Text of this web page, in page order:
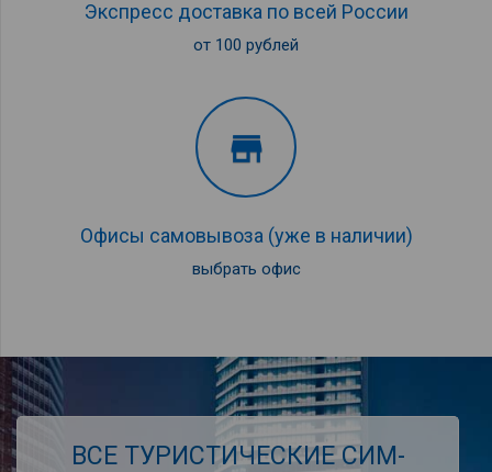
Экс­пресс доставка по всей России
от 100 рублей
store
Офисы самовывоза (уже в наличии)
выбрать офис
ВСЕ ТУРИСТИЧЕСКИЕ СИМ-